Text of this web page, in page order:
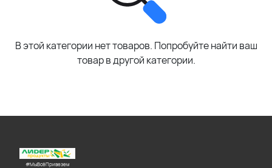
В этой категории нет товаров. Попробуйте найти ваш
товар в другой категории.
#МыВсёПривезем